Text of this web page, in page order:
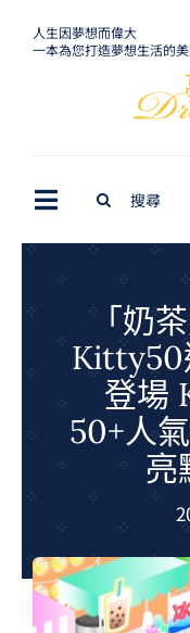
人生因夢想而偉大
一本為您打造夢想生活的
Toggle
Navigation
「奶
Kitty50
登場
50+人
亮